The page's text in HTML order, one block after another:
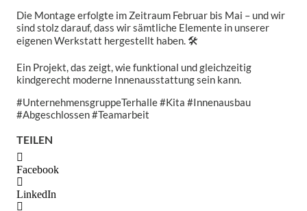
Die Montage erfolgte im Zeitraum Februar bis Mai – und wir
sind stolz darauf, dass wir sämtliche Elemente in unserer
eigenen Werkstatt hergestellt haben. 🛠️
Ein Projekt, das zeigt, wie funktional und gleichzeitig
kindgerecht moderne Innenausstattung sein kann.
#UnternehmensgruppeTerhalle #Kita #Innenausbau
#Abgeschlossen #Teamarbeit
TEILEN
Facebook
LinkedIn